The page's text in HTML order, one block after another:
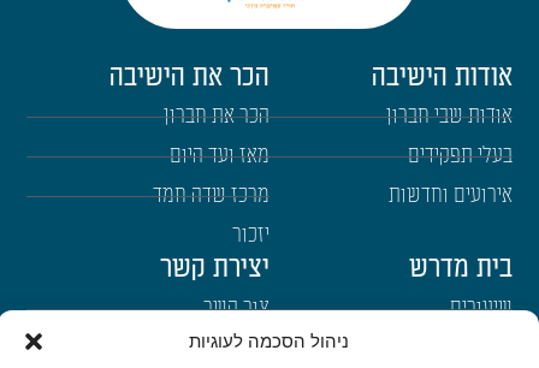
ניהול הסכמה לעוגיות
אודות הישיבה
אודות שבי חברון
בעלי תפקידים
אירועים וחדשות
הכר את הישיבה
הכר את חברון
מאז ועד היום
מרכז שדה חמד
יזכור
בית מדרש
שיעורים
יצירת קשר
צור קשר
הרשמה לשבו"ש